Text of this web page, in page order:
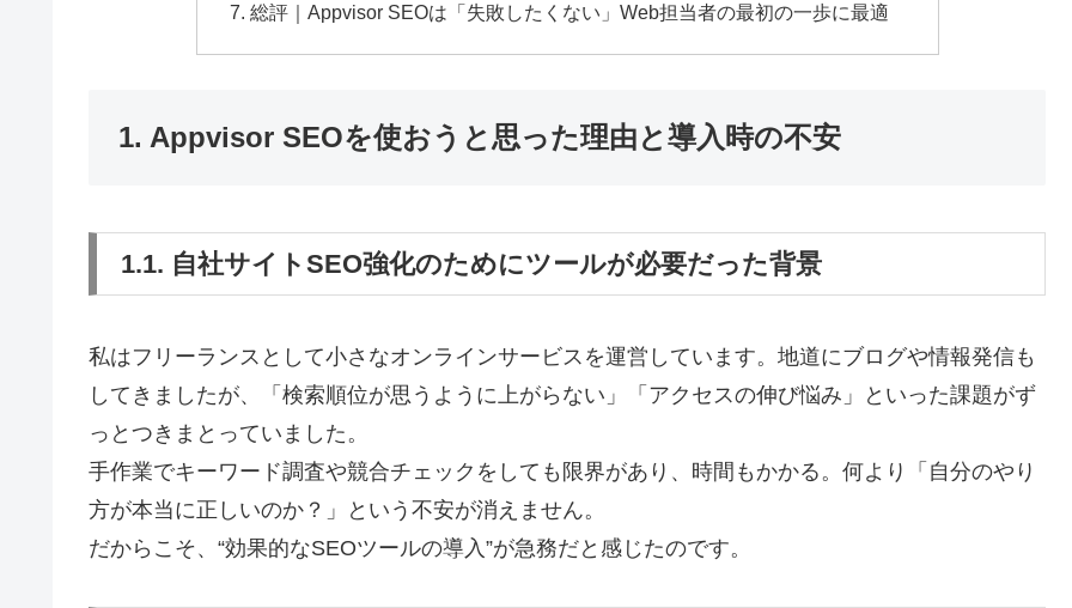
総評｜Appvisor SEOは「失敗したくない」Web担当者の最初の一歩に最適
1. Appvisor SEOを使おうと思った理由と導入時の不安
1.1. 自社サイトSEO強化のためにツールが必要だった背景
私はフリーランスとして小さなオンラインサービスを運営しています。地道にブログや情報発信も
してきましたが、「検索順位が思うように上がらない」「アクセスの伸び悩み」といった課題がず
っとつきまとっていました。
手作業でキーワード調査や競合チェックをしても限界があり、時間もかかる。何より「自分のやり
方が本当に正しいのか？」という不安が消えません。
だからこそ、“効果的なSEOツールの導入”が急務だと感じたのです。